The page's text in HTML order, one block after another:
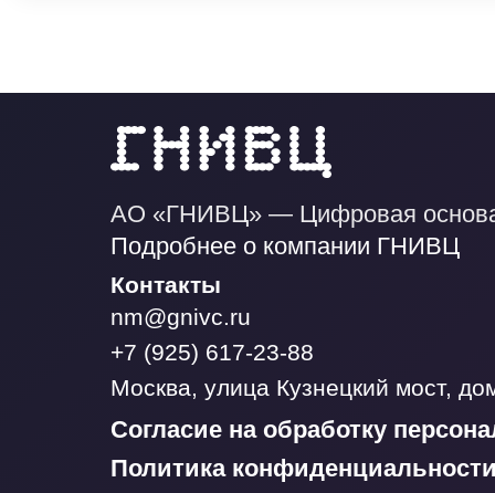
АО «ГНИВЦ» — Цифровая
Подробнее о компании ГНИВЦ
Контакты
nm@gnivc.ru
+7 (925) 617-23-88
Москва, улица Кузнецкий мост,
Согласие на обработку
Политика